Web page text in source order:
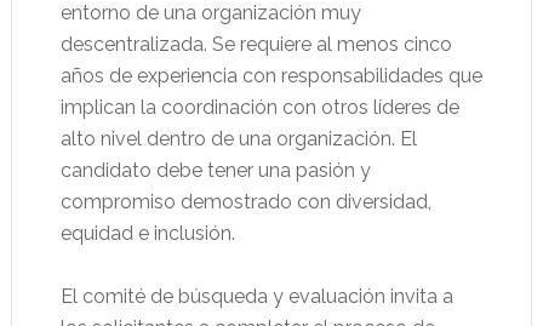
entorno de una organización muy
descentralizada. Se requiere al menos cinco
años de experiencia con responsabilidades que
implican la coordinación con otros líderes de
alto nivel dentro de una organización. El
candidato debe tener una pasión y
compromiso demostrado con diversidad,
equidad e inclusión.
El comité de búsqueda y evaluación invita a